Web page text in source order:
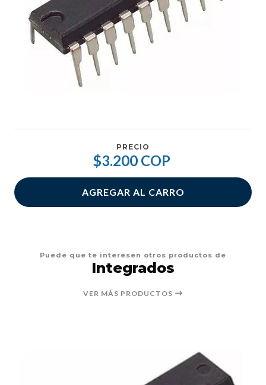
PRECIO
$3.200 COP
AGREGAR AL CARRO
Puede que te interesen otros productos de
Integrados
VER MÁS PRODUCTOS